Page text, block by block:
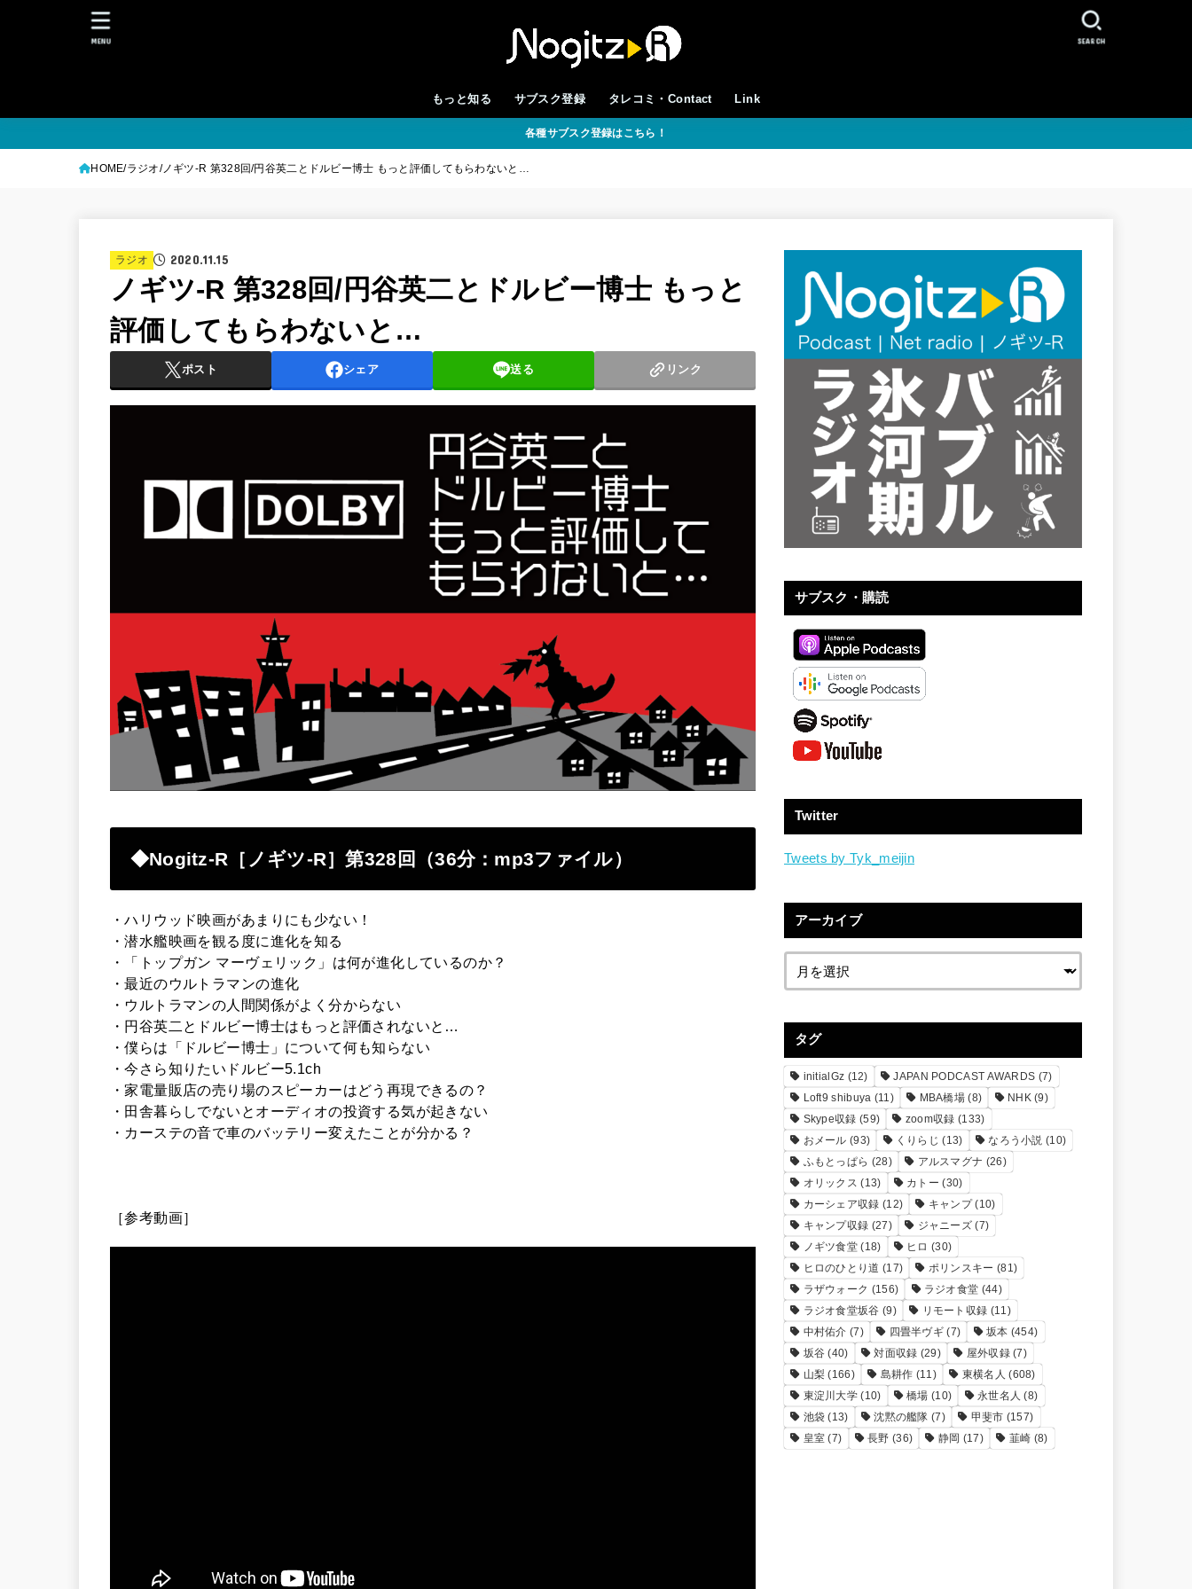
もっと知る サブスク登録 タレコミ・Contact Link
SEARCH
MENU
各種サブスク登録はこちら！
HOME ラジオ ノギツ-R 第328回/円谷英二とドルビー博士 もっと評価してもらわないと…
ラジオ 2020.11.15
ノギツ-R 第328回/円谷英二とドルビー博士 もっと
評価してもらわないと…
ポスト シェア 送る リンク
◆Nogitz-R［ノギツ-R］第328回（36分：mp3ファイル）
・ハリウッド映画があまりにも少ない！
・潜水艦映画を観る度に進化を知る
・「トップガン マーヴェリック」は何が進化しているのか？
・最近のウルトラマンの進化
・ウルトラマンの人間関係がよく分からない
・円谷英二とドルビー博士はもっと評価されないと…
・僕らは「ドルビー博士」について何も知らない
・今さら知りたいドルビー5.1ch
・家電量販店の売り場のスピーカーはどう再現できるの？
・田舎暮らしでないとオーディオの投資する気が起きない
・カーステの音で車のバッテリー変えたことが分かる？
［参考動画］
サブスク・購読
Twitter
Tweets by Tyk_meijin
アーカイブ
タグ
initialGz (12) JAPAN PODCAST AWARDS (7)
Loft9 shibuya (11) MBA橋場 (8) NHK (9)
Skype収録 (59) zoom収録 (133)
おメール (93) くりらじ (13) なろう小説 (10)
ふもとっぱら (28) アルスマグナ (26)
オリックス (13) カトー (30)
カーシェア収録 (12) キャンプ(10)
キャンプ収録 (27) ジャニーズ (7)
ノギツ食堂 (18) ヒロ (30)
ヒロのひとり道 (17) ポリンスキー (81)
ラザウォーク (156) ラジオ食堂 (44)
ラジオ食堂坂谷 (9) リモート収録 (11)
中村佑介 (7) 四畳半ヴギ (7) 坂本 (454)
坂谷 (40) 対面収録 (29) 屋外収録(7)
山梨 (166) 島耕作 (11) 東横名人 (608)
東淀川大学 (10) 橋場 (10) 永世名人 (8)
池袋 (13) 沈黙の艦隊 (7) 甲斐市 (157)
皇室 (7) 長野 (36) 静岡 (17) 韮崎 (8)